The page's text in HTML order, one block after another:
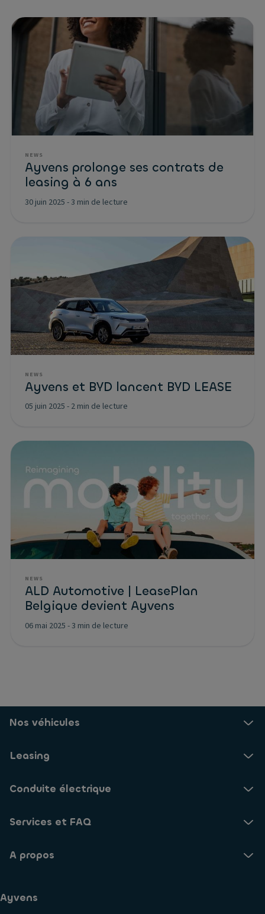
NEWS
Ayvens prolonge ses contrats de
leasing à 6 ans
30 juin 2025 -3 min de lecture
NEWS
Ayvens et BYD lancent BYD LEASE
05 juin 2025 - 2 min de lecture
NEWS
ALD Automotive | LeasePlan
Belgique devient Ayvens
06 mai 2025 -3 min de lecture
Nos véhicules
Leasing
Conduite électrique
Services et FAQ
A propos
Ayvens